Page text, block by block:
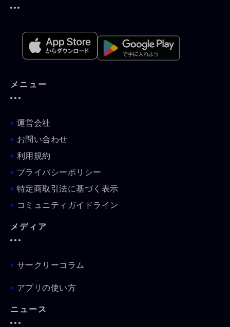
メニュー
運営会社
お問い合わせ
利用規約
プライバシーポリシー
特定商取引法に基づく表示
コミュニティガイドライン
メディア
サークリーコラム
アプリの使い方
ニュース